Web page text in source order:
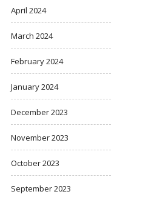
April 2024
March 2024
February 2024
January 2024
December 2023
November 2023
October 2023
September 2023